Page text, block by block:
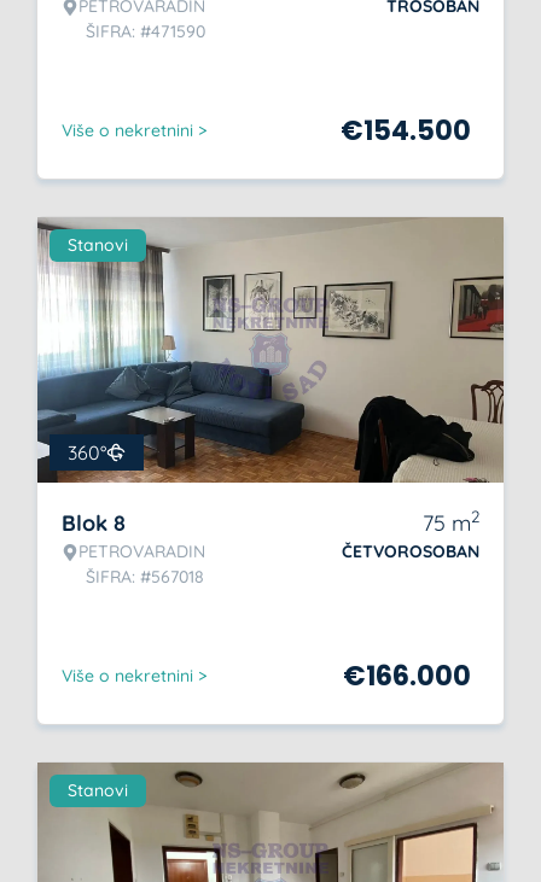
PETROVARADIN
ŠIFRA: #471590
TROSOBAN
Više o nekretnini > €154.500
Stanovi
360°
Blok 8
PETROVARADIN
ŠIFRA: #567018
75 m2
ČETVOROSOBAN
Više o nekretnini > €166.000
Stanovi